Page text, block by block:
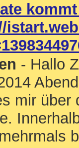
- Hallo
mir über